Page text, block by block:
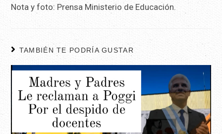
Nota y foto: Prensa Ministerio de Educación.
TAMBIÉN TE PODRÍA GUSTAR